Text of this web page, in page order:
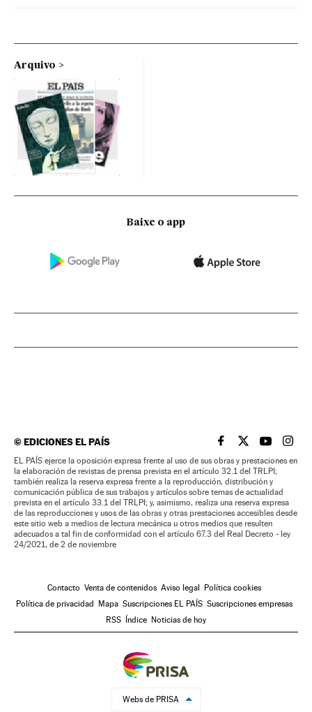
Arquivo
Baixe o app
©EDICIONES EL PAÍS EL PAÍS BRASIL EN
EL PAÍSEL PAÍS
EL
EL PAÍS ejerce la oposición expresa frente al uso de sus obras y prestaciones en
la elaboración de revistas de prensa prevista en el artículo 32.1 del TRLPI;
también realiza la reserva expresa frente a la reproducción, distribución y
comunicación pública de sus trabajos y artículos sobre temas de actualidad
prevista en el artículo 33.1 del TRLPI; y, asimismo, realiza una reserva expresa
de las reproducciones y usos de las obras y otras prestaciones accesibles desde
este sitio web a medios de lectura mecánica u otros medios que resulten
adecuados a tal fin de conformidad con el artículo 67.3 del Real Decreto - ley
24/2021, de 2 de noviembre
Contacto Venta de contenidos Aviso legal Política cookies
Política de privacidad Mapa Suscripciones EL PAÍS Suscripciones empresas
RSS Índice Noticias de hoy
Webs de PRISA